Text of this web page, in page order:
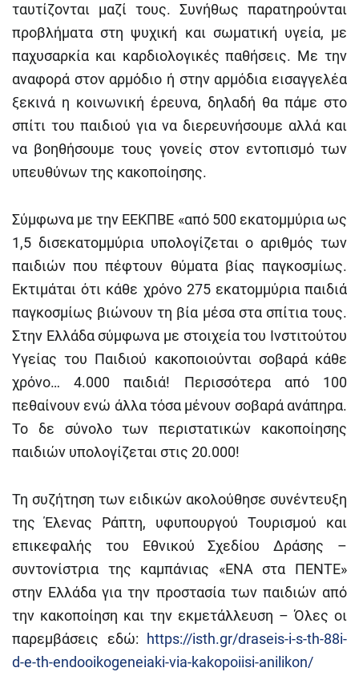
ταυτίζονται μαζί τους. Συνήθως παρατηρούνται
προβλήματα στη ψυχική και σωματική υγεία, με
παχυσαρκία και καρδιολογικές παθήσεις. Με την
αναφορά στον αρμόδιο ή στην αρμόδια εισαγγελέα
ξεκινά η κοινωνική έρευνα, δηλαδή θα πάμε στο
σπίτι του παιδιού για να διερευνήσουμε αλλά και
να βοηθήσουμε τους γονείς στον εντοπισμό των
υπευθύνων της κακοποίησης.
Σύμφωνα με την ΕΕΚΠΒΕ «από 500 εκατομμύρια ως
1,5 δισεκατομμύρια υπολογίζεται ο αριθμός των
παιδιών που πέφτουν θύματα βίας παγκοσμίως.
Εκτιμάται ότι κάθε χρόνο 275 εκατομμύρια παιδιά
παγκοσμίως βιώνουν τη βία μέσα στα σπίτια τους.
Στην Ελλάδα σύμφωνα με στοιχεία του Ινστιτούτου
Υγείας του Παιδιού κακοποιούνται σοβαρά κάθε
χρόνο… 4.000 παιδιά! Περισσότερα από 100
πεθαίνουν ενώ άλλα τόσα μένουν σοβαρά ανάπηρα.
Το δε σύνολο των περιστατικών κακοποίησης
παιδιών υπολογίζεται στις 20.000!
Τη συζήτηση των ειδικών ακολούθησε συνέντευξη
της Έλενας Ράπτη, υφυπουργού Τουρισμού και
επικεφαλής του Εθνικού Σχεδίου Δράσης –
συντονίστρια της καμπάνιας «ΕΝΑ στα ΠΕΝΤΕ»
στην Ελλάδα για την προστασία των παιδιών από
την κακοποίηση και την εκμετάλλευση – Όλες οι
παρεμβάσεις εδώ: https://isth.gr/draseis-i-s-th-88i-
d-e-th-endooikogeneiaki-via-kakopoiisi-anilikon/